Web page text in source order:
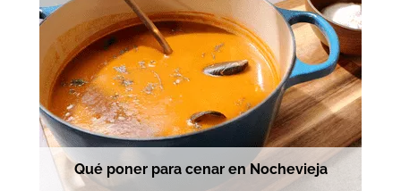
Qué poner para cenar en Nochevieja